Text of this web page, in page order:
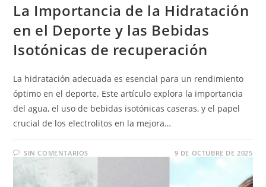
La Importancia de la Hidratación
en el Deporte y las Bebidas
Isotónicas de recuperación
La hidratación adecuada es esencial para un rendimiento
óptimo en el deporte. Este artículo explora la importancia
del agua, el uso de bebidas isotónicas caseras, y el papel
crucial de los electrolitos en la mejora…
SIN COMENTARIOS 9 DE OCTUBRE DE 2025